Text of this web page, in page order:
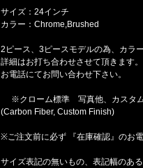
サイズ：24インチ
カラー：Chrome,Brushed
2ピース、3ピースモデルの為、カラ
詳細はお打ち合わせさせて頂きます。
お電話にてお問い合わせ下さい。
※クローム標準 写真他、カスタム
(Carbon Fiber, Custom Finish)
※ご注文前に必ず 『在庫確認』のお
サイズ表記の無いもの、表記幅のあ